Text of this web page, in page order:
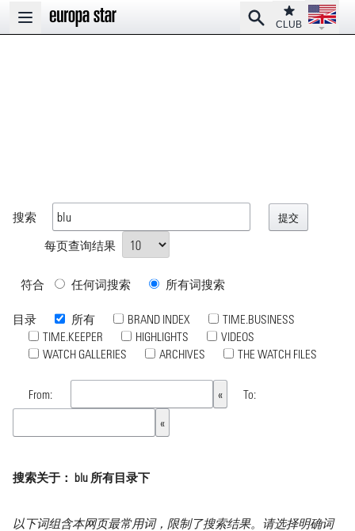
Open main menu
SearchClub
CLUB
Open
搜索
每页查询结果
符合 任何词搜索 所有词搜索
目录 所有 BRAND INDEX
TIME.BUSINESS
TIME.KEEPER
HIGHLIGHTS
VIDEOS
WATCH GALLERIES
ARCHIVES THE WATCH FILES
From: To:
搜索关于： blu 所有目录下
以下词组含本网页最常用词，限制了搜索结果。请选择明确词